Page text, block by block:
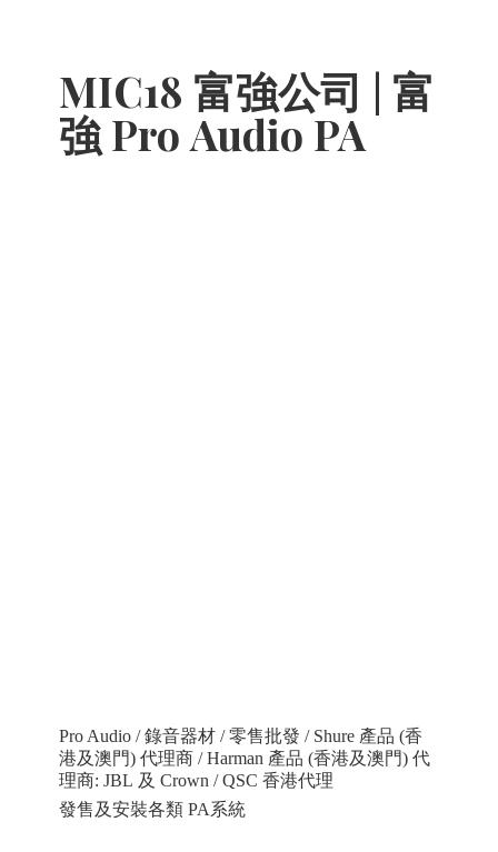
MIC18 富強公司 | 富
強 Pro Audio PA
Pro Audio / 錄音器材 / 零售批發 / Shure 產品 (香
港及澳門) 代理商 / Harman 產品 (香港及澳門) 代
理商: JBL 及 Crown / QSC 香港代理
發售及安裝各類 PA系統